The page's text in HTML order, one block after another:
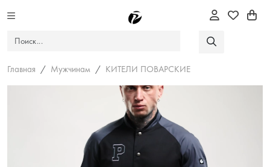
Главная Мужчинам КИТЕЛИ ПОВАРСКИЕ